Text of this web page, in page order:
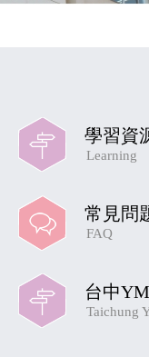
學習資
Learning
常見問
FAQ
台中
Taichung